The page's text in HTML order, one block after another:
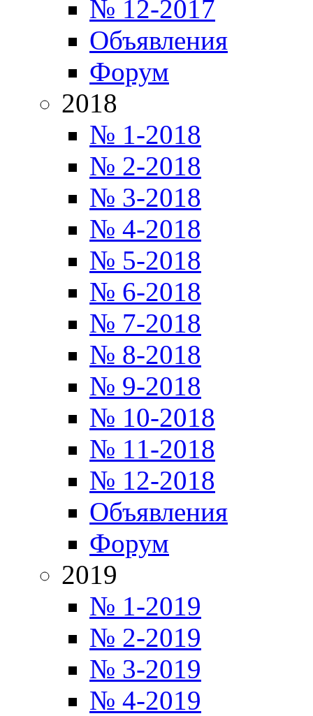
№ 12-2017
Объявления
Форум
2018
№ 1-2018
№ 2-2018
№ 3-2018
№ 4-2018
№ 5-2018
№ 6-2018
№ 7-2018
№ 8-2018
№ 9-2018
№ 10-2018
№ 11-2018
№ 12-2018
Объявления
Форум
2019
№ 1-2019
№ 2-2019
№ 3-2019
№ 4-2019